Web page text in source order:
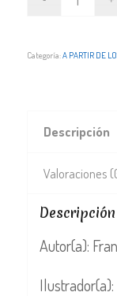
Categoría:A PARTIR DE
Descripción
Valoraciones
Descripción
Autor(a):